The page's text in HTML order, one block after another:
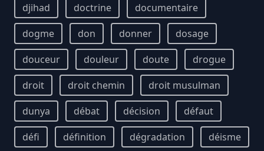
djihad
doctrine
documentaire
dogme
don donner
dosage
douceur
douleur doute
drogue
droit
droit chemin
droit musulman
dunya
débat décision
défaut
défi
définition dégradation
déisme